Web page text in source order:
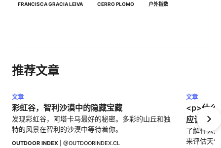
FRANCISCA GRACIA LEIVA CERRO PLOMO 户外指数
推荐文章
文章
彩虹谷，智利沙漠中的隐藏宝藏
发现彩虹谷，阿塔卡马最好的秘密。多彩的山丘和独
特的风景在智利的沙漠中等待着你。
OUTDOOR INDEX @OUTDOORINDEX.CL
文章
<p>什么
应该应
了解什么
来评估天